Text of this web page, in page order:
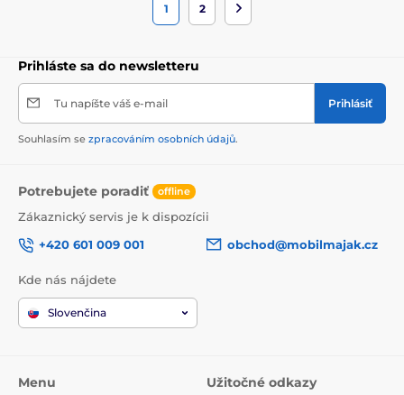
1 2
Prihláste sa do newsletteru
Tu napíšte váš e-mail Prihlásiť
Souhlasím se zpracováním osobních údajů.
Potrebujete poradiť offline
Zákaznický servis je k dispozícii
+420 601 009 001
obchod@mobilmajak.cz
Kde nás nájdete
Slovenčina
Menu Užitočné odkazy